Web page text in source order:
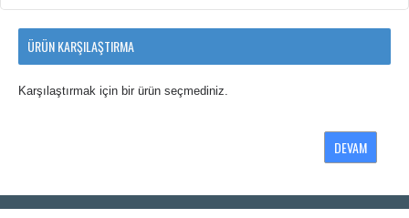
ÜRÜN KARŞILAŞTIRMA
Karşılaştırmak için bir ürün seçmediniz.
DEVAM